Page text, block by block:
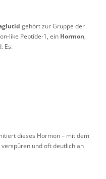
gehört zur Gruppe der
like Peptide-1, ein Hormon,
Es:
dieses Hormon – mit dem
und oft deutlich an